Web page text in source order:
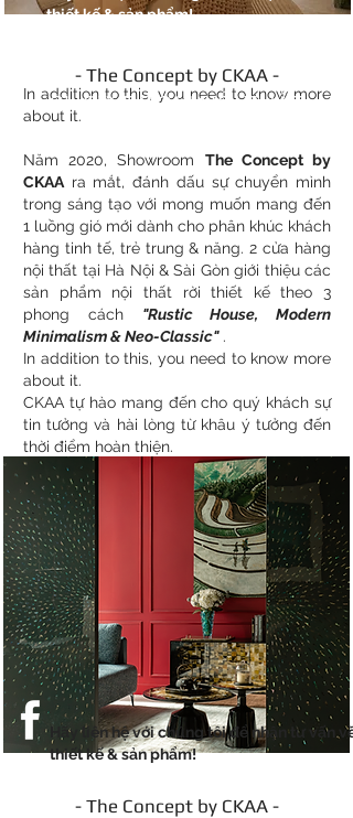
thiết kế & sản phẩm!
Hãy liên hệ với chúng tôi để nhận tư vấn về
thiết kế & sản phẩm!
In addition to this, you need to know more
about it.
Năm 2020, Showroom The Concept by
CKAA ra mắt, đánh dấu sự chuyển mình
trong sáng tạo với mong muốn mang đến
1 luồng gió mới dành cho phân khúc khách
hàng tinh tế, trẻ trung & năng. 2 cửa hàng
nội thất tại Hà Nội & Sài Gòn giới thiệu các
sản phẩm nội thất rời thiết kế theo 3
phong cách "Rustic House, Modern
Minimalism & Neo-Classic".
In addition to this, you need to know more
about it.
CKAA tự hào mang đến cho quý khách sự
tin tưởng và hài lòng từ khâu ý tưởng đến
thời điểm hoàn thiện.
- The Concept by CKAA -
SHOWROOM NỘI THẤT
- The Concept by CKAA -